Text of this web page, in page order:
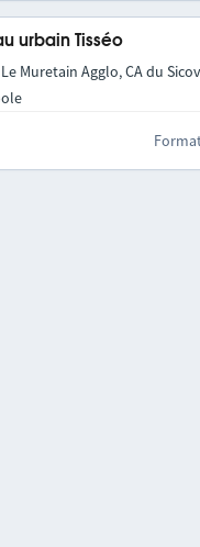
urbain Tisséo
Le Muretain Agglo, CA du